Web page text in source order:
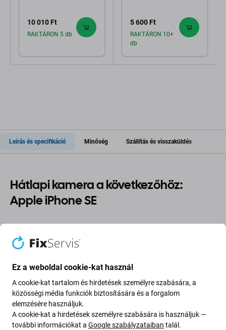
10 010 Ft
RAKTÁRON 5 db
5 600 Ft
RAKTÁRON 10+
db
Leírás és specifikáció Minőség Szállítás és visszaküldés
Hátlapi kamera a következőhöz:
Apple iPhone SE
eszközén, erre az alkatrészre van
Alkatrészek minősége
Minőség: Utángyártott
alkatrész ugyanazon szabványok, specifikációk és
anyagok szerint készül, mint az eredeti. Ez az eredeti
Ez a weboldal cookie-kat használ
A cookie-kat tartalom és hirdetések személyre szabására, a
közösségi média funkciók biztosítására és a forgalom
elemzésére használjuk.
A cookie-kat a hirdetések személyre szabására is használjuk —
további információkat a Google szabályzataiban talál.